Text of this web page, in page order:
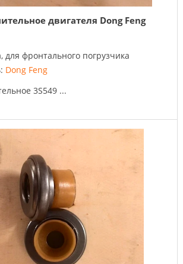
двигателя Dong Feng
для фронтального погрузчика
Dong Feng
3S549 ...